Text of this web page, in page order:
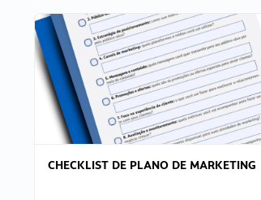
CHECKLIST DE PLANO DE MARKETING